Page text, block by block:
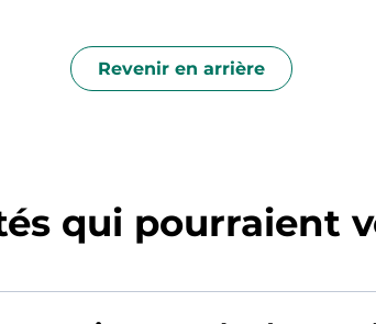
Revenir en arrière
qui pourraient